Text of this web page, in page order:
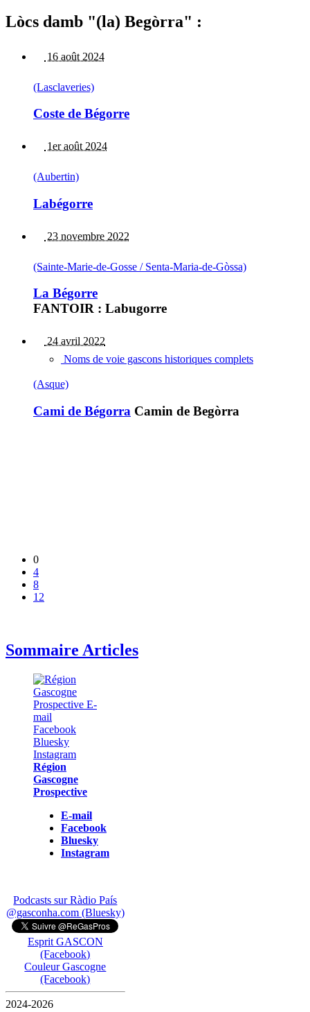
Lòcs damb "(la) Begòrra" :
16 août 2024
(Lasclaveries)
Coste de Bégorre
1er août 2024
(Aubertin)
Labégorre
23 novembre 2022
(Sainte-Marie-de-Gosse / Senta-Maria-de-Gòssa)
La Bégorre
FANTOIR : Labugorre
24 avril 2022
Noms de voie gascons historiques complets
(Asque)
Cami de Bégorra Camin de Begòrra
0
4
8
12
Sommaire Articles
Région
Gascogne
Prospective
E-mail
Facebook
Bluesky
Instagram
Podcasts sur Ràdio País
@gasconha.com (Bluesky)
Esprit GASCON
(Facebook)
Couleur Gascogne
(Facebook)
2024-2026